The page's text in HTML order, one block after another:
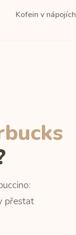
Kofein v nápojích
přestat